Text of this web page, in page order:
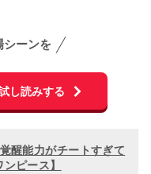
ーンを
し読みする
醒能力がチートすぎて
ピース】